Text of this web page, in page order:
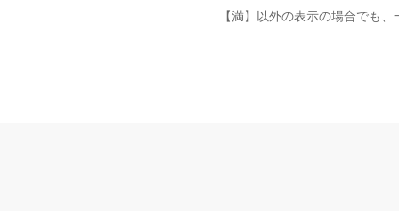
【満】以外の表示の場合でも